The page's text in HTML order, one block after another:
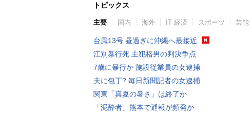
トピックス
主要 国内 海外 IT 経済 スポーツ 芸能
台風13号 昼過ぎに沖縄へ最接近
江別暴行死 主犯格男の判決争点
7歳に暴行か 施設従業員の女逮捕
夫に包丁? 毎日新聞記者の女逮捕
関東「真夏の暑さ」は終了か
「泥酔者」熊本で通報が頻発か